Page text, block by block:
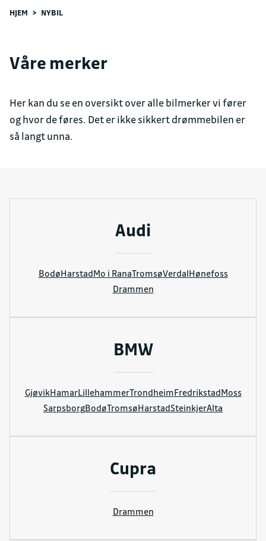
HJEM > NYBIL
Våre merker
Her kan du se en oversikt over alle bilmerker vi fører
og hvor de føres. Det er ikke sikkert drømmebilen er
så langt unna.
Audi
BodøHarstadMo i RanaTromsøVerdalHønefoss
Drammen
BMW
GjøvikHamarLillehammerTrondheimFredrikstadMoss
SarpsborgBodøTromsøHarstadSteinkjerAlta
Cupra
Drammen